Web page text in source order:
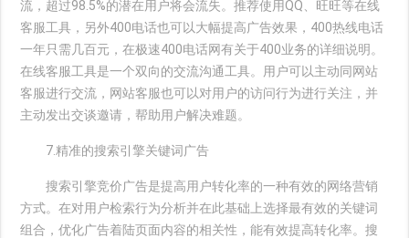
流，超过98.5%的潜在用户将会流失。推荐使用QQ、旺旺等在线
客服工具，另外400电话也可以大幅提高广告效果，400热线电话
一年只需几百元，在极速400电话网有关于400业务的详细说明。
在线客服工具是一个双向的交流沟通工具。用户可以主动同网站
客服进行交流，网站客服也可以对用户的访问行为进行关注，并
主动发出交谈邀请，帮助用户解决难题。
7.精准的搜索引擎关键词广告
搜索引擎竞价广告是提高用户转化率的一种有效的网络营销
方式。在对用户检索行为分析并在此基础上选择最有效的关键词
组合，优化广告着陆页面内容的相关性，能有效提高转化率。搜